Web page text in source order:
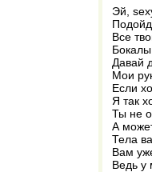
Эй,
Все
Давай
Мои
Если
Я так
Ты не
А
Тела
Вам
Ведь у